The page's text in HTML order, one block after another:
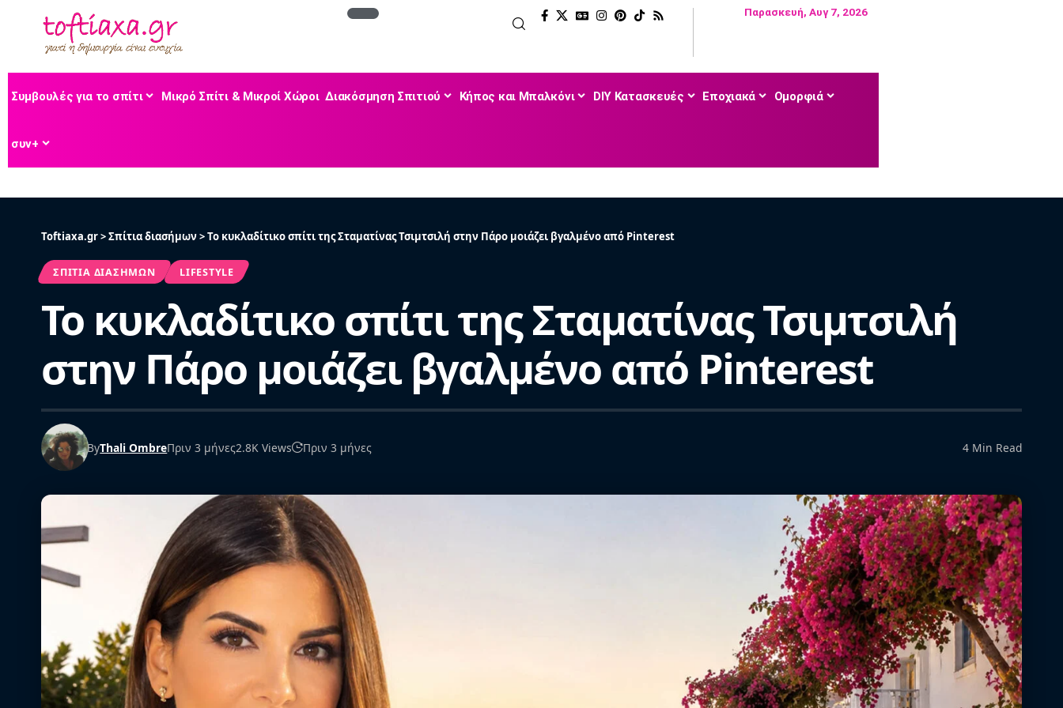
Παρασκευή, Αυγ 7, 2026
Συμβουλές για το σπίτι Μικρό Σπίτι & Μικροί Χώροι Διακόσμηση Σπιτιού Κήπος και Μπαλκόνι DIY Κατασκευές Εποχιακά Ομορφιά
συν+
Toftiaxa.gr>Σπίτια διασήμων>Το κυκλαδίτικο σπίτι της Σταματίνας Τσιμτσιλή στην Πάρο μοιάζει βγαλμένο από Pinterest
ΣΠΊΤΙΑ ΔΙΑΣΉΜΩΝ LIFESTYLE
Το κυκλαδίτικο σπίτι της Σταματίνας Τσιμτσιλή
στην Πάρο μοιάζει βγαλμένο από Pinterest
ByThali OmbreΠριν 3 μήνες2.8K Views Πριν 3 μήνες 4 Min Read